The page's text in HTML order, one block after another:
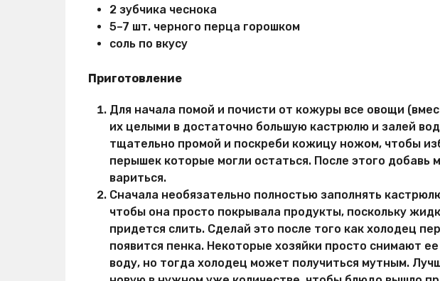
2 зубчика чеснока
5–7 шт. черного перца горошком
соль по вкусу
Приготовление
Для начала помой и почисти от кожуры все овощи
их целыми в достаточно большую кастрюлю и залей
тщательно промой и поскреби кожицу ножом, чтобы
перышек которые могли остаться. После этого добавь
вариться.
Сначала необязательно полностью заполнять
чтобы она просто покрывала продукты, поскольку
придется слить. Сделай это после того как холодец
появится пенка. Некоторые хозяйки просто снимают
воду, но тогда холодец может получиться мутным.